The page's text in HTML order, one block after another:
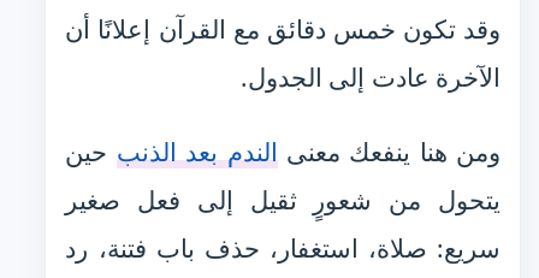
وقد تكون خمس دقائق مع القرآن إعلانًا أن
الآخرة عادت إلى الجدول.
ومن هنا ينفعك معنىالندم بعد الذنب حين
يتحول من شعورٍ ثقيل إلى فعل صغير
سريع: صلاة، استغفار، حذف باب فتنة، رد